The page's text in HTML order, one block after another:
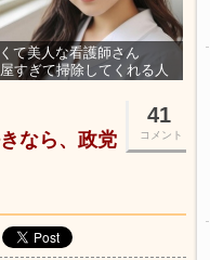
て美人な看護師さん
屋すぎて掃除してくれる人
41
コメント
なら、政党